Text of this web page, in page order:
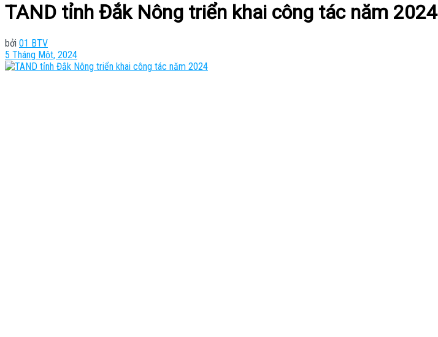
TAND tỉnh Đắk Nông triển khai công tác năm 2024
bởi 01 BTV
5 Tháng Một, 2024